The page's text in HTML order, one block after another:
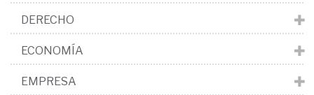
DERECHO
ECONOMÍA
EMPRESA